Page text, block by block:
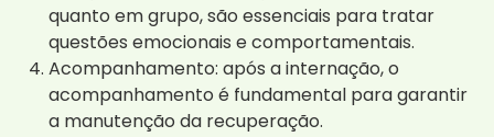
quanto em grupo, são essenciais para tratar
questões emocionais e comportamentais.
Acompanhamento: após a internação, o
acompanhamento é fundamental para garantir
a manutenção da recuperação.